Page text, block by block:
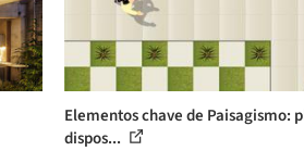
Elementos chave de Paisagismo:
dispos...